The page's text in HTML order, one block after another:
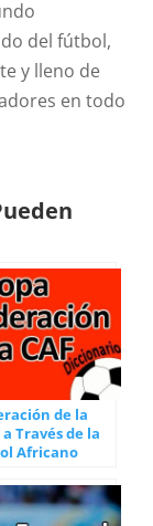
del fútbol,
y lleno de
en todo
de la
Través de la
Africano